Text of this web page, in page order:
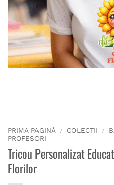
PRIMA PAGINĂ / COLECTII /
PROFESORI
Tricou Personalizat
Florilor